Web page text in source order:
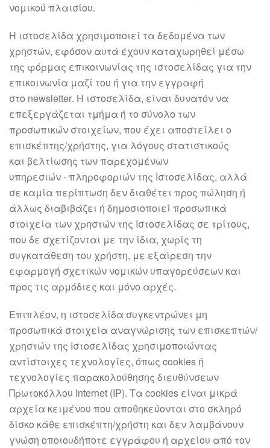
νομικού πλαισίου.
Η ιστοσελίδα χρησιμοποιεί τα δεδομένα των
χρηστών, εφόσον αυτά έχουν καταχωρηθεί μέσω
της φόρμας επικοινωνίας της ιστοσελίδας για την
επικοινωνία μαζί του ή για την εγγραφή
στο newsletter. Η ιστοσελίδα, είναι δυνατόν να
επεξεργάζεται τμήμα ή το σύνολο των
προσωπικών στοιχείων, που έχει αποστείλει ο
επισκέπτης/χρήστης, για λόγους στατιστικούς
και βελτίωσης των παρεχομένων
υπηρεσιών-πληροφοριών της Ιστοσελίδας, αλλά
σε καμία περίπτωση δεν διαθέτει προς πώληση ή
άλλως διαβιβάζει ή δημοσιοποιεί προσωπικά
στοιχεία των χρηστών της Ιστοσελίδας σε τρίτους,
που δε σχετίζονται με την ίδια, χωρίς τη
συγκατάθεση του χρήστη, με εξαίρεση την
εφαρμογή σχετικώννομικών υπαγορεύσεων και
προς τις αρμόδιες και μόνο αρχές.
Επιπλέον, η ιστοσελίδα συγκεντρώνει μη
προσωπικά στοιχεία αναγνώρισης των επισκεπτών/
χρηστών της Ιστοσελίδας χρησιμοποιώντας
αντίστοιχες τεχνολογίες, όπως cookies ή
τεχνολογίες παρακολούθησης διευθύνσεων
Πρωτοκόλλου Internet (IP). Τα cookies είναι μικρά
αρχεία κειμένου που αποθηκεύονται στο σκληρό
δίσκο κάθε επισκέπτη/χρήστη και δεν λαμβάνουν
γνώση οποιουδήποτε εγγράφου ή αρχείου από τον